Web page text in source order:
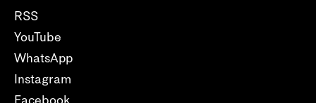
RSS
YouTube
WhatsApp
Instagram